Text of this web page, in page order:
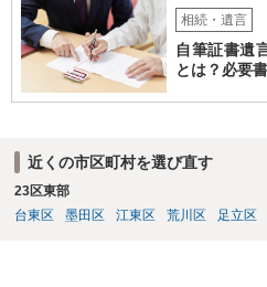
相続・遺言
自筆証書遺
とは？必要
近くの市区町村を選び直す
23区東部
台東区
墨田区 江東区 荒川区 足立区